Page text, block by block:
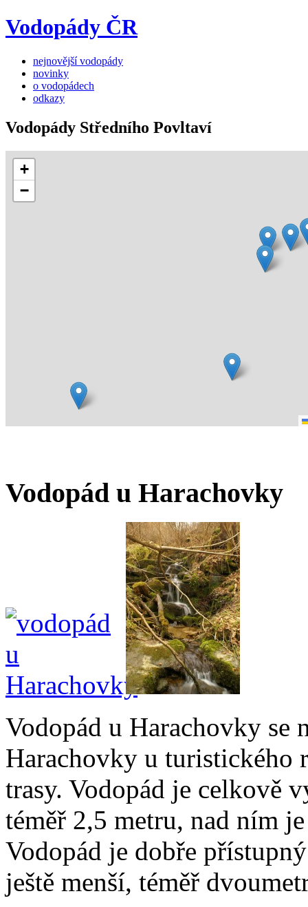
Vodopády ČR
nejnovější vodopády
novinky
o vodopádech
odkazy
Vodopády Středního Povltaví
+
−
Vodopád u Harachovky
Vodopád u Harachovky se
Harachovky u turistického
trasy. Vodopád je celkově
téměř 2,5 metru, nad ním
Vodopád je dobře
ještě menší, téměř